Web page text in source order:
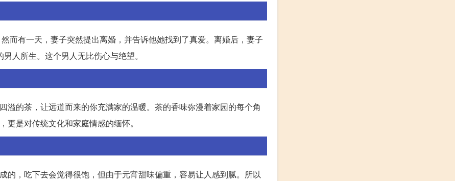
而有一天，妻子突然提出离婚，并告诉他她找到了真爱。离婚后，妻子
人所生。这个男人无比伤心与绝望。
的茶，让远道而来的你充满家的温暖。茶的香味弥漫着家园的每个角
是对传统文化和家庭情感的缅怀。
的，吃下去会觉得很饱，但由于元宵甜味偏重，容易让人感到腻。所以